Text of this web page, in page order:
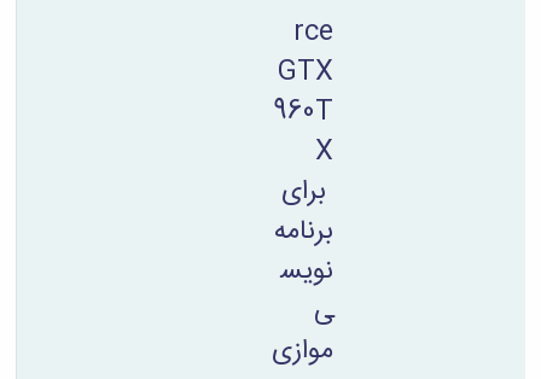
rce
GTX
960T
X
برای
برنامه
نویس
ی
موازی